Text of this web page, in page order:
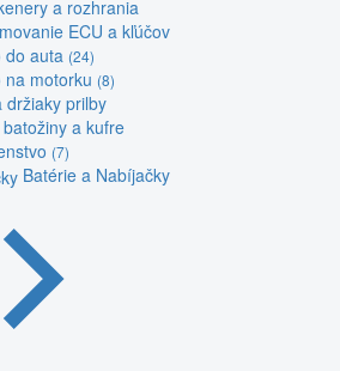
a rozhrania
ECU a kľúčov
do auta (24)
na motorku (8)
držiaky prilby
a kufre
(7)
Batérie a Nabíjačky